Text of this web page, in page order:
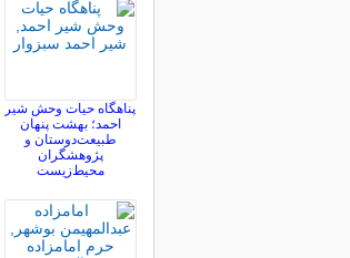
پناهگاه حیات وحش شیر
احمد؛ بهشت پنهان
طبیعت‌دوستان و
پژوهشگران
محیط‌زیست